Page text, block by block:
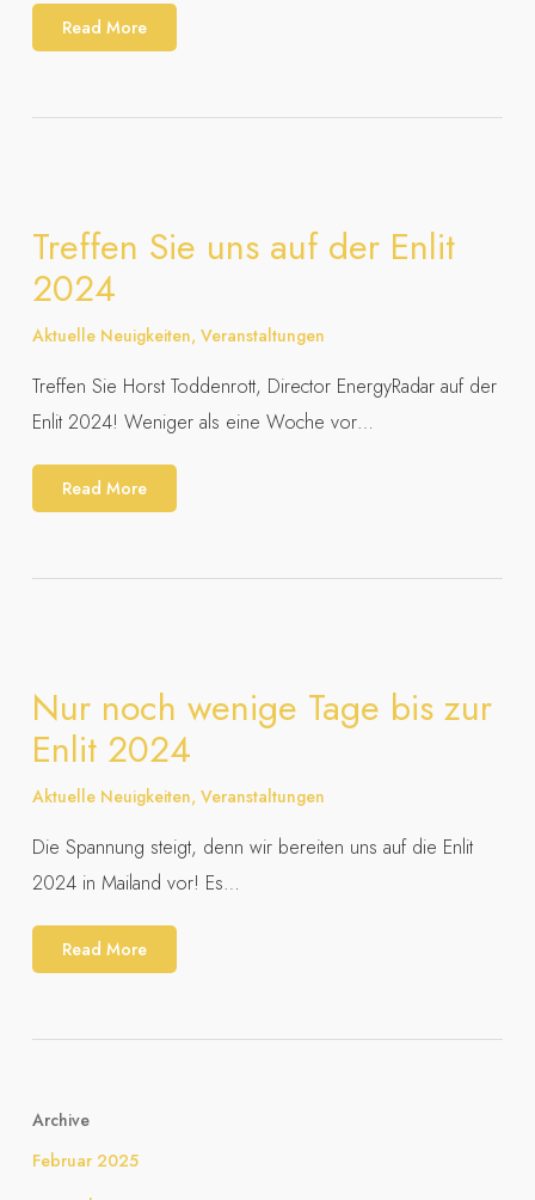
Read More
Treffen Sie uns auf der Enlit
2024
Aktuelle Neuigkeiten, Veranstaltungen
Treffen Sie Horst Toddenrott, Director EnergyRadar auf der
Enlit 2024! Weniger als eine Woche vor…
Read More
Nur noch wenige Tage bis zur
Enlit 2024
Aktuelle Neuigkeiten, Veranstaltungen
Die Spannung steigt, denn wir bereiten uns auf die Enlit
2024 in Mailand vor! Es…
Read More
Archive
Februar 2025